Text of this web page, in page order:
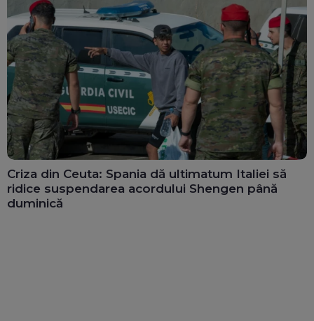
Criza din Ceuta: Spania dă ultimatum Italiei să
ridice suspendarea acordului Shengen până
duminică